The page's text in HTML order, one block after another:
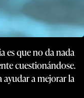
es que no da nada
cuestionándose.
a mejorar la